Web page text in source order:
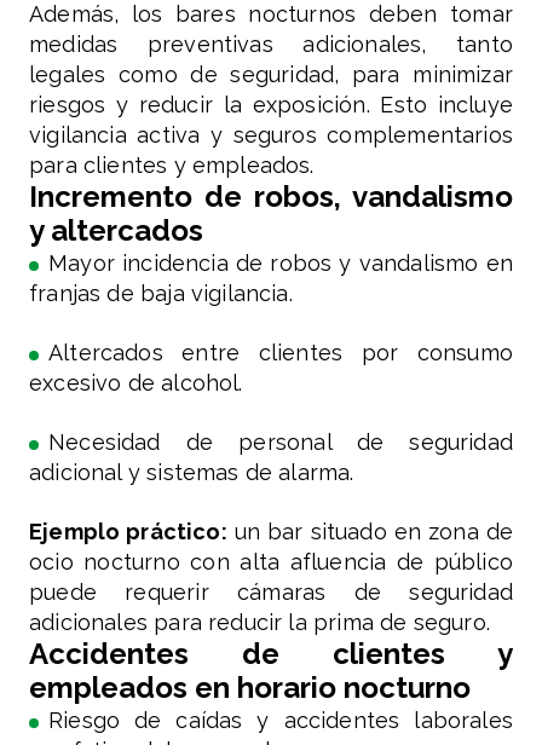
Además, los bares nocturnos deben tomar
medidas preventivas adicionales, tanto
legales como de seguridad, para minimizar
riesgos y reducir la exposición. Esto incluye
vigilancia activa y seguros complementarios
para clientes y empleados.
Incremento de robos, vandalismo
y altercados
Mayor incidencia de robos y vandalismo en
franjas de baja vigilancia.
Altercados entre clientes por consumo
excesivo de alcohol.
Necesidad de personal de seguridad
adicional y sistemas de alarma.
Ejemplo práctico: un bar situado en zona de
ocio nocturno con alta afluencia de público
puede requerir cámaras de seguridad
adicionales para reducir la prima de seguro.
Accidentes de clientes y
empleados en horario nocturno
Riesgo de caídas y accidentes laborales